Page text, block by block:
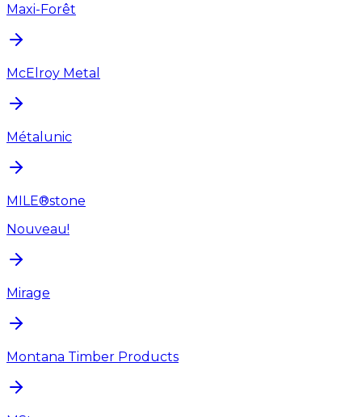
Maxi-Forêt
McElroy Metal
Métalunic
MILE®stone
Nouveau!
Mirage
Montana Timber Products